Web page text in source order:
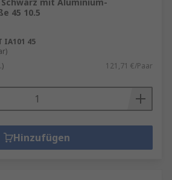
45 10.5
IA101 45
121,71 €/Paar
Hinzufügen